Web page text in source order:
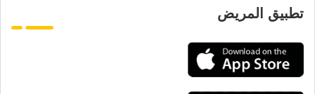
تطبيق المريض